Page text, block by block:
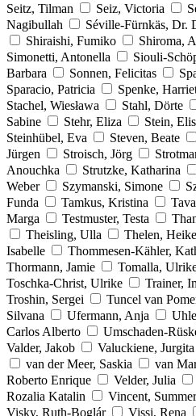
Seitz, Tilman
Seiz, Victoria
Nagibullah
Séville-Fürnkäs, Dr.
Shiraishi, Fumiko
Shiroma,
Simonetti, Antonella
Siouli-
Barbara
Sonnen, Felicitas
Sparacio, Patricia
Spenke,
Stachel, Wiesława
Stahl, Dörte
Sabine
Stehr, Eliza Stein,
Steinhübel, Eva
Steven, Beate
Jürgen
Stroisch, Jörg
Anouchka
Strutzke, Katharina
Weber
Szymanski, Simone
Funda
Tamkus, Kristina
Marga
Testmuster, Testa
Theisling, Ulla
Thelen, Heike
Isabelle
Thommesen-Kähler,
Thormann, Jamie
Tomalla,
Toschka-Christ, Ulrike
Trainer,
Troshin, Sergei
Tuncel van
Silvana
Ufermann, Anja
Carlos Alberto
Umschaden-
Valder, Jakob
Valuckiene, Jurgita
van der Meer, Saskia
van
Roberto Enrique
Velder, Julia
Rozalia Katalin
Vincent,
Visky, Ruth-Boglár
Vissi, Rena